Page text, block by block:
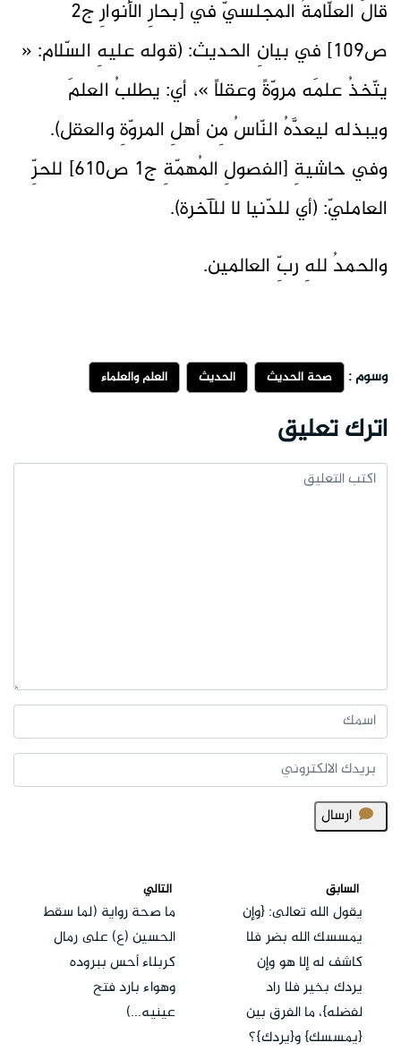
قالَ العلّامةُ المجلسيّ في [بحارِ الأنوارِ ج2
ص109] في بيانِ الحديث: (قوله عليهِ السّلام: «
يتّخذُ علمَه مروّةً وعقلاً »، أي: يطلبُ العلمَ
ويبذله ليعدَّهُ النّاسُ مِن أهلِ المروّةِ والعقل).
وفي حاشيةِ [الفصولِ المُهمّةِ ج1 ص610] للحرِّ
العامليّ: (أي للدّنيا لا للآخرة).
والحمدُ للهِ ربِّ العالمين.
وسوم : صحة الحديث الحديث العلم والعلماء
اترك تعليق
ارسال
السابق
يقول الله تعالى: {وإن
يمسسك الله بضر فلا
كاشف له إلا هو وإن
يردك بخير فلا راد
لفضله}، ما الفرق بين
{يمسسك} و{يردك}؟
التالي
ما صحة رواية (لما سقط
الحسين (ع) على رمال
كربلاء أحس ببروده
وهواء بارد فتح
عينيه...)